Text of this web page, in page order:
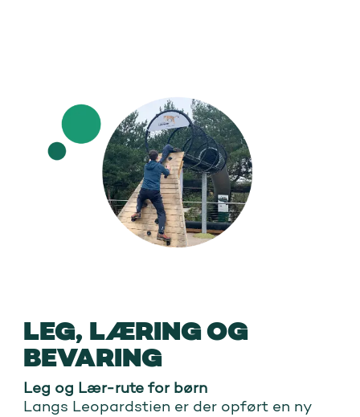
LEG, LÆRING OG
BEVARING
Leg og Lær-rute for børn
Langs Leopardstien er der opført en ny